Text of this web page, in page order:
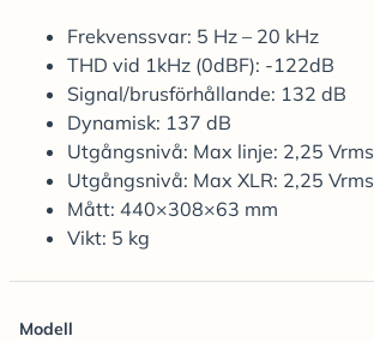
Frekvenssvar: 5 Hz – 20 kHz
THD vid 1kHz (0dBF): -122dB
Signal/brusförhållande: 132 dB
Dynamisk: 137 dB
Utgångsnivå: Max linje: 2,25 Vrms
Utgångsnivå: Max XLR: 2,25 Vrms
Mått: 440×308×63 mm
Vikt: 5 kg
Modell